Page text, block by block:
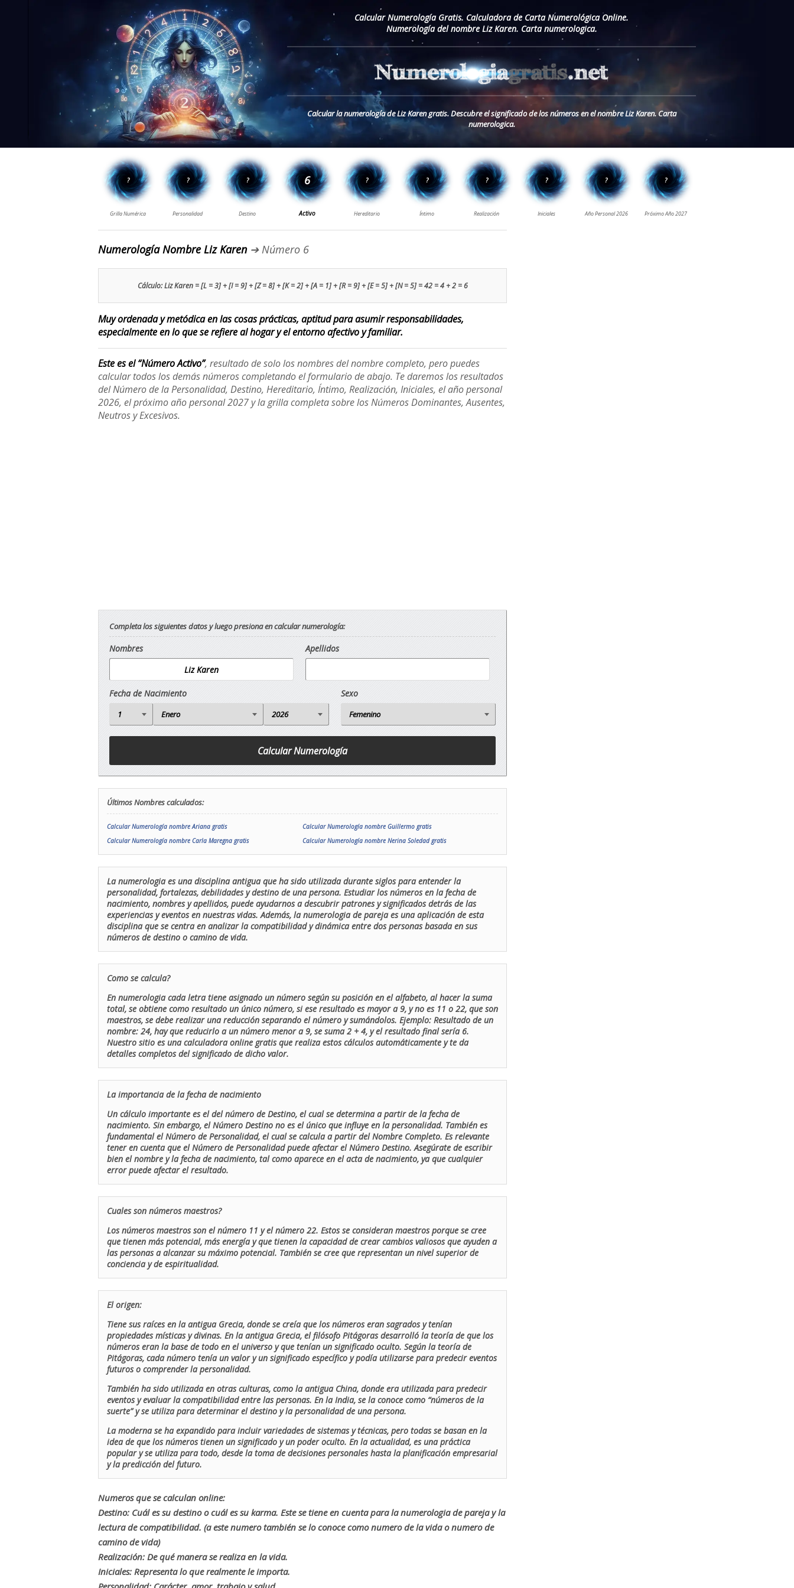
Calcular Numerología Gratis. Calculadora de Carta Numerológica Online.
Numerología del nombre Liz Karen. Carta numerologica.
Calcular la numerología de Liz Karen gratis. Descubre el significado de los números en el nombre Liz Karen. Carta
numerologica.
Numerología Nombre Liz Karen➔ Número 6
Cálculo: Liz Karen = [L = 3] + [I = 9] + [Z = 8] + [K = 2] + [A = 1] + [R = 9] + [E = 5] + [N = 5] = 42 = 4 + 2 = 6
Muy ordenada y metódica en las cosas prácticas, aptitud para asumir responsabilidades,
especialmente en lo que se refiere al hogar y el entorno afectivo y familiar.
Este es el “Número Activo”, resultado de solo los nombres del nombre completo, pero puedes
calcular todos los demás números completando el formulario de abajo. Te daremos los resultados
del Número de la Personalidad, Destino, Hereditario, Íntimo, Realización, Iniciales, el año personal
2026, el próximo año personal 2027 y la grilla completa sobre los Números Dominantes, Ausentes,
Neutros y Excesivos.
Completa los siguientes datos y luego presiona en calcular numerología:
Nombres Apellidos
Fecha de Nacimiento Sexo
Últimos Nombres calculados:
Calcular Numerología nombre Ariana gratis
Calcular Numerología nombre Guillermo gratis
Calcular Numerología nombre Carla Maregna gratis
Calcular Numerología nombre Nerina Soledad gratis
La numerologia es una disciplina antigua que ha sido utilizada durante siglos para entender la
personalidad, fortalezas, debilidades y destino de una persona. Estudiar los números en la fecha de
nacimiento, nombres y apellidos, puede ayudarnos a descubrir patrones y significados detrás de las
experiencias y eventos en nuestras vidas. Además, la numerologia de pareja es una aplicación de esta
disciplina que se centra en analizar la compatibilidad y dinámica entre dos personas basada en sus
números de destino o camino de vida.
Como se calcula?
En numerologia cada letra tiene asignado un número según su posición en el alfabeto, al hacer la suma
total, se obtiene como resultado un único número, si ese resultado es mayor a 9, y no es 11 o 22, que son
maestros, se debe realizar una reducción separando el número y sumándolos. Ejemplo: Resultado de un
nombre: 24, hay que reducirlo a un número menor a 9, se suma 2 + 4, y el resultado final sería 6.
Nuestro sitio es una calculadora online gratis que realiza estos cálculos automáticamente y te da
detalles completos del significado de dicho valor.
La importancia de la fecha de nacimiento
Un cálculo importante es el del número de Destino, el cual se determina a partir de la fecha de
nacimiento. Sin embargo, el Número Destino no es el único que influye en la personalidad. También es
fundamental el Número de Personalidad, el cual se calcula a partir del Nombre Completo. Es relevante
tener en cuenta que el Número de Personalidad puede afectar el Número Destino. Asegúrate de escribir
bien el nombre y la fecha de nacimiento, tal como aparece en el acta de nacimiento, ya que cualquier
error puede afectar el resultado.
Cuales son números maestros?
Los números maestros son el número 11 y el número 22. Estos se consideran maestros porque se cree
que tienen más potencial, más energía y que tienen la capacidad de crear cambios valiosos que ayuden a
las personas a alcanzar su máximo potencial. También se cree que representan un nivel superior de
conciencia y de espiritualidad.
El origen:
Tiene sus raíces en la antigua Grecia, donde se creía que los números eran sagrados y tenían
propiedades místicas y divinas. En la antigua Grecia, el filósofo Pitágoras desarrolló la teoría de que los
números eran la base de todo en el universo y que tenían un significado oculto. Según la teoría de
Pitágoras, cada número tenía un valor y un significado específico y podía utilizarse para predecir eventos
futuros o comprender la personalidad.
También ha sido utilizada en otras culturas, como la antigua China, donde era utilizada para predecir
eventos y evaluar la compatibilidad entre las personas. En la India, se la conoce como “números de la
suerte” y se utiliza para determinar el destino y la personalidad de una persona.
La moderna se ha expandido para incluir variedades de sistemas y técnicas, pero todas se basan en la
idea de que los números tienen un significado y un poder oculto. En la actualidad, es una práctica
popular y se utiliza para todo, desde la toma de decisiones personales hasta la planificación empresarial
y la predicción del futuro.
Numeros que se calculan online:
Destino: Cuál es su destino o cuál es su karma. Este se tiene en cuenta para la numerologia de pareja y la
lectura de compatibilidad. (a este numero también se lo conoce como numero de la vida o numero de
camino de vida)
Realización: De qué manera se realiza en la vida.
Iniciales: Representa lo que realmente le importa.